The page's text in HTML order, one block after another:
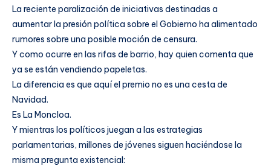
La reciente paralización de iniciativas destinadas a
aumentar la presión política sobre el Gobierno ha alimentado
rumores sobre una posible moción de censura.
Y como ocurre en las rifas de barrio, hay quien comenta que
ya se están vendiendo papeletas.
La diferencia es que aquí el premio no es una cesta de
Navidad.
Es La Moncloa.
Y mientras los políticos juegan a las estrategias
parlamentarias, millones de jóvenes siguen haciéndose la
misma pregunta existencial: